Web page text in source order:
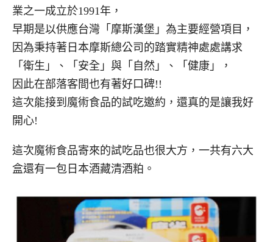
業之一成立於1991年，
早期是以供應台灣「摩斯漢堡」為主要經營項目，
因為秉持著日本摩斯總公司的踏實精神處處講求
「衛生」、「安全」與「自然」、「健康」，
因此在部落客間也有著好口碑!!
這次能接到魔術食品的試吃邀約，還真的是讓我好
開心!
這次魔術食品寄來的試吃品也很大方，一共有六大
盒還有一包日本酒藏清酒粕。